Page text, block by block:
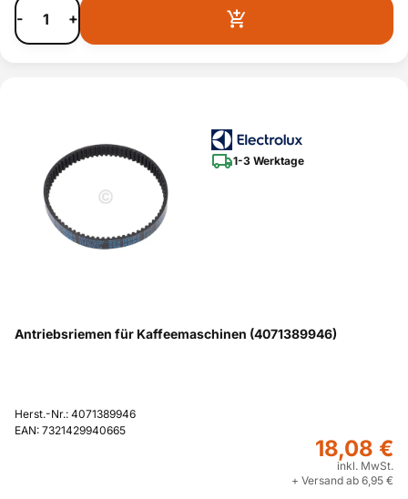
- +
1-3 Werktage
Antriebsriemen für Kaffeemaschinen (4071389946)
Herst.-Nr.: 4071389946
EAN: 7321429940665
18,08 €
inkl. MwSt.
+ Versand ab 6,95 €